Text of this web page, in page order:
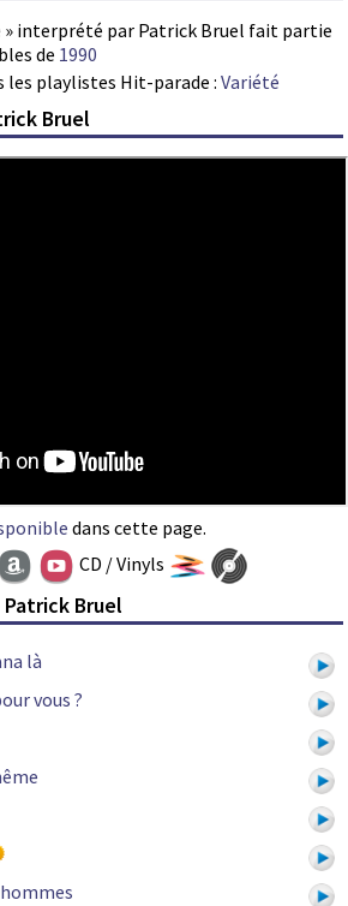
» interprété par Patrick Bruel fait partie
de 1990
les playlistes Hit-parade : Variété
Bruel
dans cette page.
CD / Vinyls
Bruel
là
vous ?